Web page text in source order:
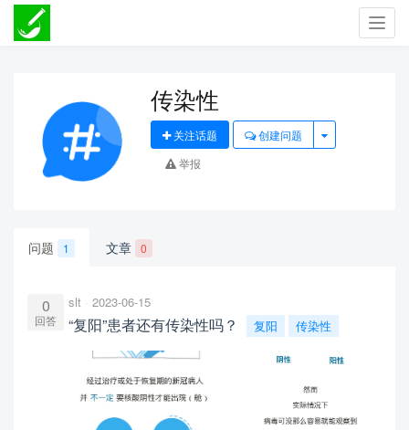
传染性
关注话题
创建问题
举报
问题 1 文章 0
0
回答
slt 2023-06-15
“复阳”患者还有传染性吗？ 复阳 传染性